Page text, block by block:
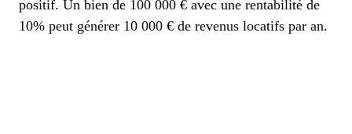
positif. Un bien de 100 000 € avec une rentabilité de
10% peut générer 10 000 € de revenus locatifs par an.